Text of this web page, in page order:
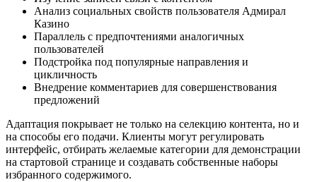
Анализ социальных свойств пользователя Адмирал
Казино
Параллель с предпочтениями аналогичных
пользователей
Подстройка под популярные направления и
цикличность
Внедрение комментариев для совершенствования
предложений
Адаптация покрывает не только на селекцию контента, но и
на способы его подачи. Клиенты могут регулировать
интерфейс, отбирать желаемые категории для демонстрации
на стартовой странице и создавать собственные наборы
избранного содержимого.